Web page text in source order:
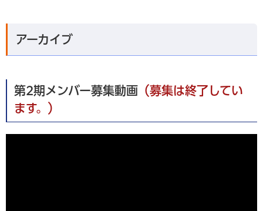
アーカイブ
第2期メンバー募集動画 （募集は終了してい
ます。）